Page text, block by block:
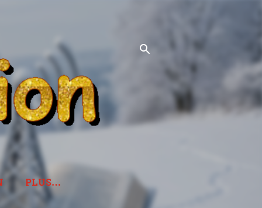
PLUS…